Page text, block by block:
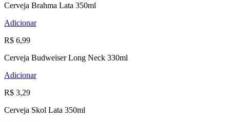
Cerveja Brahma Lata 350ml
Adicionar
R$ 6,99
Cerveja Budweiser Long Neck 330ml
Adicionar
R$ 3,29
Cerveja Skol Lata 350ml